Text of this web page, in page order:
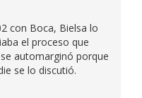
con Boca, Bielsa lo
el proceso que
automarginó porque
se lo discutió.